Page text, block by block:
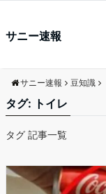
サニー速報
サニー速報 豆知識
タグ: トイレ
タグ 記事一覧